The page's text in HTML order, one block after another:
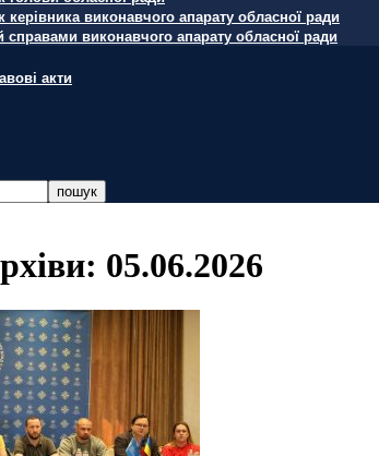
керівника виконавчого апарату обласної ради
виконавчого апарату обласної ради
акти
05.06.2026